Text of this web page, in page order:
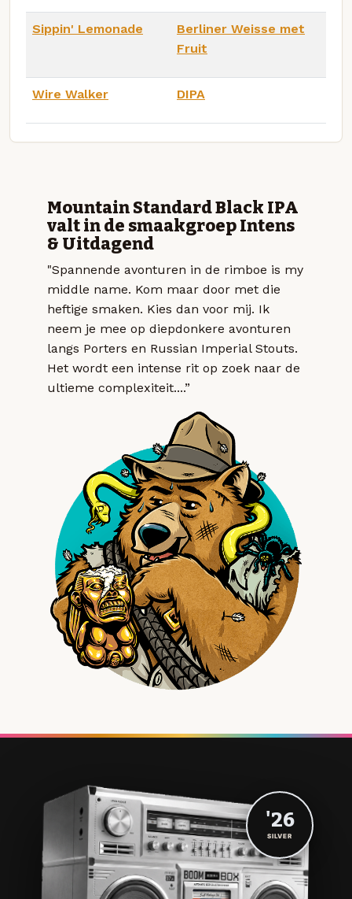
Sippin' Lemonade
Berliner Weisse met
Fruit
Wire Walker DIPA
Mountain Standard Black IPA
valt in de smaakgroep Intens
& Uitdagend
"Spannende avonturen in de rimboe is my
middle name. Kom maar door met die
heftige smaken. Kies dan voor mij. Ik
neem je mee op diepdonkere avonturen
langs Porters en Russian Imperial Stouts.
Het wordt een intense rit op zoek naar de
ultieme complexiteit....”
'26
SILVER